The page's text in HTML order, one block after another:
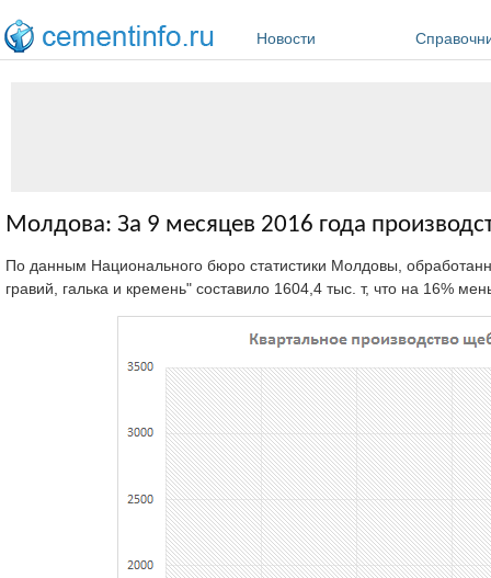
Новости
Молдова: За 9 месяцев 2016 года
По данным Национального бюро статистики Молдовы,
гравий, галька и кремень" составило 1604,4 тыс. т, что на 16%